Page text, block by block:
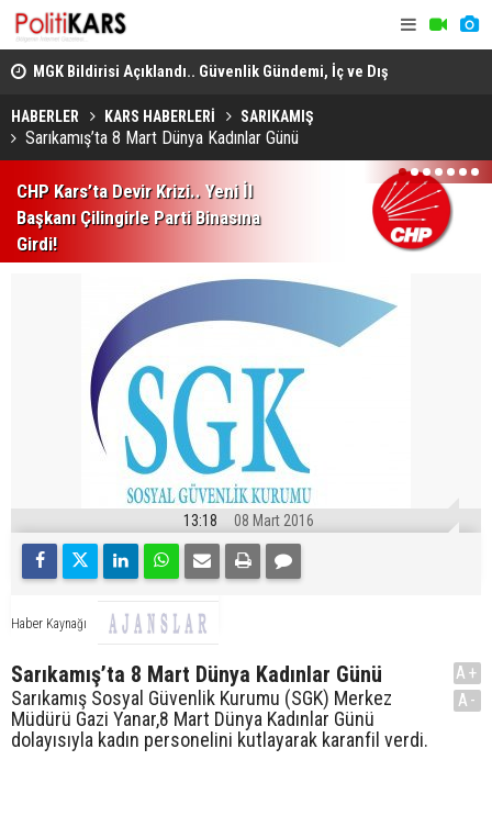
MGK Bildirisi Açıklandı.. Güvenlik Gündemi, İç ve Dış
Politika Başlıkları Değerlendirildi!
HABERLER KARS HABERLERİ SARIKAMIŞ
Sarıkamış’ta 8 Mart Dünya Kadınlar Günü
CHP Kars’ta Devir Krizi.. Yeni İl
Başkanı Çilingirle Parti Binasına
Girdi!
1 2 3 4 5 6 7
13:18 08 Mart 2016
Haber Kaynağı
Sarıkamış’ta 8 Mart Dünya Kadınlar Günü
Sarıkamış Sosyal Güvenlik Kurumu (SGK) Merkez
Müdürü Gazi Yanar,8 Mart Dünya Kadınlar Günü
dolayısıyla kadın personelini kutlayarak karanfil verdi.
A+
A-